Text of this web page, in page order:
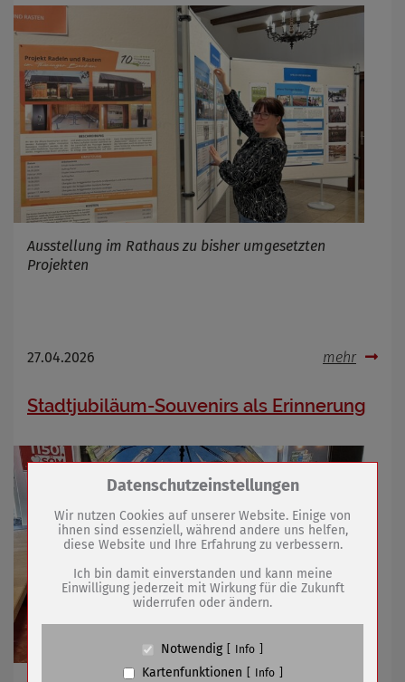
Ausstellung im Rathaus zu bisher umgesetzten
Projekten
27.04.2026 mehr
Stadtjubiläum-Souvenirs als Erinnerung
Zum Betrieb der Seite notwendige Cookies /
Name
PHP Session Cookie
Anbieter
Eigentümer dieser Website (Wenko-
Wenselaar GmbH & Co. KG)
Absicherung Kontaktformular / SPAM
Datenschutzeinstellungen
Wir nutzen Cookies auf unserer Website. Einige von
ihnen sind essenziell, während andere uns helfen,
diese Website und Ihre Erfahrung zu verbessern.
Ich bin damit einverstanden und kann meine
Einwilligung jederzeit mit Wirkung für die Zukunft
widerrufen oder ändern.
Notwendig Info
Kartenfunktionen Info